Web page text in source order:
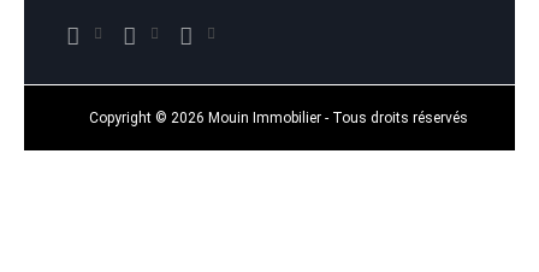
Copyright © 2026 Mouin Immobilier - Tous droits réservés